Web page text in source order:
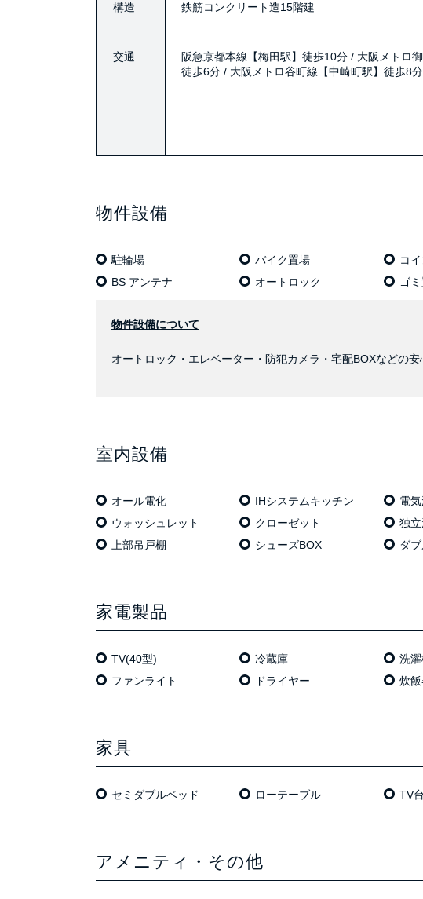
構造 鉄筋コンクリート造15階建
交通
阪急京都本線【梅田駅】徒歩10分 / 大阪メトロ御
徒歩6分 / 大阪メトロ谷町線【中崎町駅】徒歩8分
物件設備
駐輪場 バイク置場 コ
BS アンテナ
オートロック ゴ
物件設備について
オートロック・エレベーター・防犯カメラ・宅配BOXなどの
室内設備
オール電化 IHシステムキッチン 電
ウォッシュレット
クローゼット 独
上部吊戸棚
シューズBOX ダ
家電製品
TV(40型) 冷蔵庫 洗
ファンライト
ドライヤー 炊飯
家具
セミダブルベッド ローテーブル TV台
アメニティ・その他